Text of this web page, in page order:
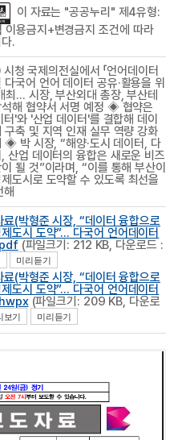
이 자료는 "공공누리" 제4유형:
이용금지+변경금지 조건에 따라
.
국제의전실에서 「언어데이터
국어 언어 데이터 공유·활용을 위
최… 시장, 부산외대 총장, 부산테
해 협약서 서명 예정 ◈ 협약은
'와 '산업 데이터'를 결합해 데이
구축 및 지역 인재 실무 역량 강화
◈ 박 시장, “해양·도시 데이터, 다
산업 데이터의 융합은 새로운 비즈
될 것”이라며, “이를 통해 부산이
도시로 도약할 수 있도록 최선을
해
(박형준 시장, “데이터 융합으로
도시 도약”… 다국어 언어데이터
(파일크기: 212 KB, 다운로드 :
미리듣기
(박형준 시장, “데이터 융합으로
도시 도약”… 다국어 언어데이터
(파일크기: 209 KB, 다운로
보기 미리듣기